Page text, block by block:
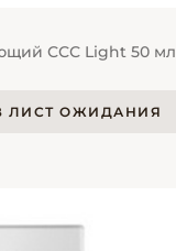
ССС Light 50 мл
ЛИСТ ОЖИДАНИЯ